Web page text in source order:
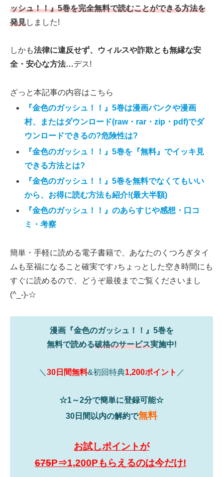
ッシュ！！』5巻を完全無料で読むことができる方法を
発見しました!
しかも法律に違反せず、ウィルスや詐欺とも無縁な安
全・安心な方法…デス!
ざっと本記事の内容はこちら
『金色のガッシュ！！』5巻は漫画バンクや漫画
村、またはダウンロード(raw・rar・zip・pdf)でダ
ウンロードできるの?危険性は?
『金色のガッシュ！！』5巻を『無料』でイッキ見
できる方法とは?
『金色のガッシュ！！』5巻を無料でなくてもいい
から、お得に読む方法も紹介!(最大半額)
『金色のガッシュ！！』のあらすじや感想・口コ
ミ・考察
簡単・手軽に読める電子書籍で、あなたのくつろぎタイ
ムも至福になること確実です♪ちょっとした空き時間にも
すぐに読めるので、どうぞ最後までご覧くださいまし
(^_-)-☆
漫画『金色のガッシュ！！』5巻を
無料で読める破格のサービス実施中!
＼ 30日間無料&初回特典1,200ポイント ／
☆1～2分で簡単に登録可能☆
30日間以内の解約で無料
お試しポイントが
675P⇒1,200Pもらえるのは今だけ!